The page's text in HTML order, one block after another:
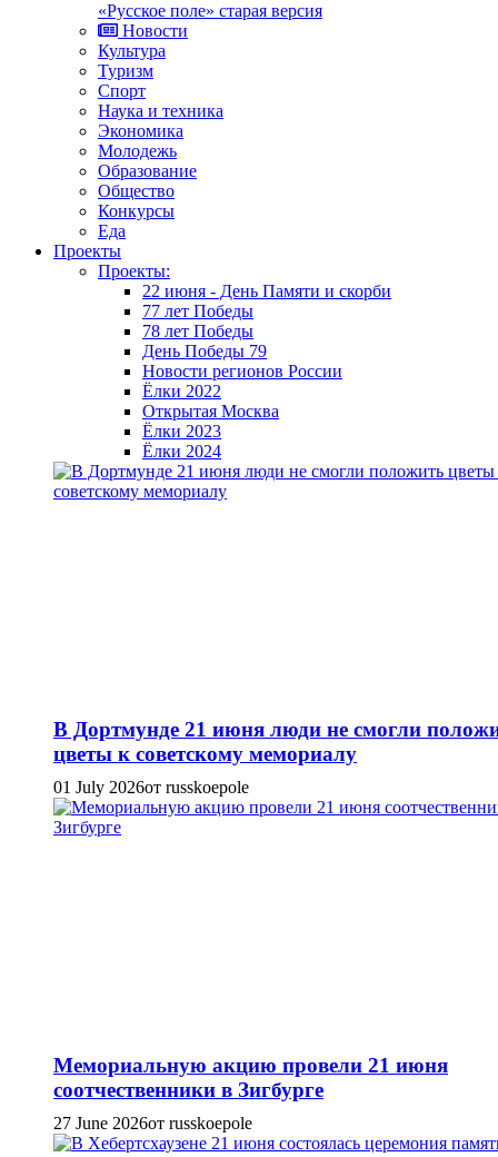
«Русское поле» старая версия
Новости
Культура
Туризм
Спорт
Наука и техника
Экономика
Молодежь
Образование
Общество
Конкурсы
Еда
Проекты
Проекты:
22 июня - День Памяти и скорби
77 лет Победы
78 лет Победы
День Победы 79
Новости регионов России
Ёлки 2022
Открытая Москва
Ёлки 2023
Ёлки 2024
В Дортмунде 21 июня люди не смогли
цветы к советскому мемориалу
01 July 2026от russkoepole
Мемориальную акцию провели 21 июня
соотчественники в Зигбурге
27 June 2026от russkoepole